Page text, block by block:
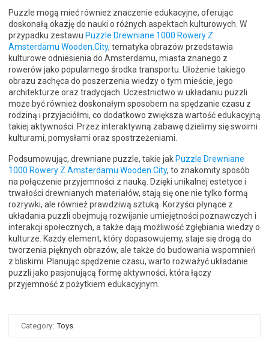
Puzzle mogą mieć również znaczenie edukacyjne, oferując
doskonałą okazję do nauki o różnych aspektach kulturowych. W
przypadku zestawu Puzzle Drewniane 1000 Rowery Z
Amsterdamu Wooden.City, tematyka obrazów przedstawia
kulturowe odniesienia do Amsterdamu, miasta znanego z
rowerów jako popularnego środka transportu. Ułożenie takiego
obrazu zachęca do poszerzenia wiedzy o tym mieście, jego
architekturze oraz tradycjach. Uczestnictwo w układaniu puzzli
może być również doskonałym sposobem na spędzanie czasu z
rodziną i przyjaciółmi, co dodatkowo zwiększa wartość edukacyjną
takiej aktywności. Przez interaktywną zabawę dzielimy się swoimi
kulturami, pomysłami oraz spostrzeżeniami.
Podsumowując, drewniane puzzle, takie jak Puzzle Drewniane
1000 Rowery Z Amsterdamu Wooden.City, to znakomity sposób
na połączenie przyjemności z nauką. Dzięki unikalnej estetyce i
trwałości drewnianych materiałów, stają się one nie tylko formą
rozrywki, ale również prawdziwą sztuką. Korzyści płynące z
układania puzzli obejmują rozwijanie umiejętności poznawczych i
interakcji społecznych, a także dają możliwość zgłębiania wiedzy o
kulturze. Każdy element, który dopasowujemy, staje się drogą do
tworzenia pięknych obrazów, ale także do budowania wspomnień
z bliskimi. Planując spędzenie czasu, warto rozważyć układanie
puzzli jako pasjonującą formę aktywności, która łączy
przyjemność z pożytkiem edukacyjnym.
Category: Toys